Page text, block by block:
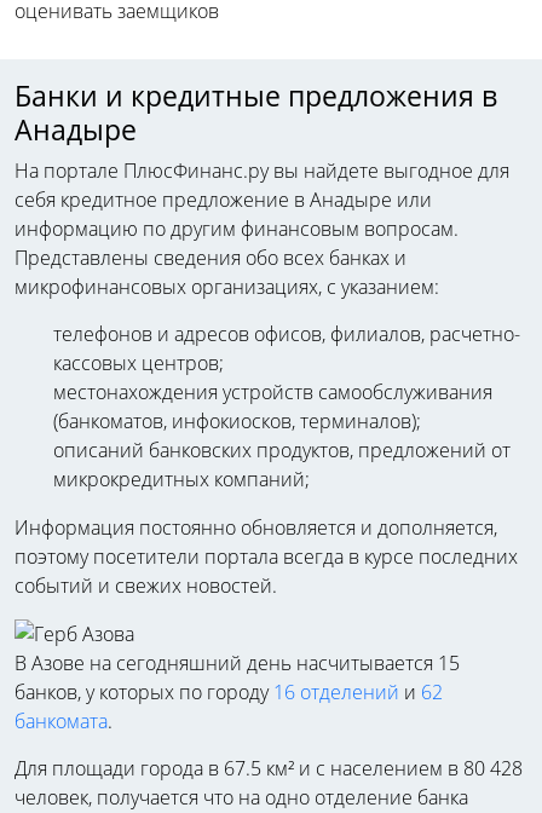
оценивать заемщиков
Банки и кредитные предложения в
Анадыре
На портале ПлюсФинанс.ру вы найдете выгодное для
себя кредитное предложение в Анадыре или
информацию по другим финансовым вопросам.
Представлены сведения обо всех банках и
микрофинансовых организациях, с указанием:
телефонов и адресов офисов, филиалов, расчетно-
кассовых центров;
местонахождения устройств самообслуживания
(банкоматов, инфокиосков, терминалов);
описаний банковских продуктов, предложений от
микрокредитных компаний;
Информация постоянно обновляется и дополняется,
поэтому посетители портала всегда в курсе последних
событий и свежих новостей.
В Азове на сегодняшний день насчитывается 15
банков, у которых по городу16 отделений и 62
банкомата.
Для площади города в 67.5 км² и с населением в 80 428
человек, получается что на одно отделение банка